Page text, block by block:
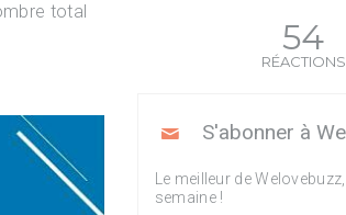
total
54
RÉACTIONS
S'abonner à
Le meilleur de
semaine !